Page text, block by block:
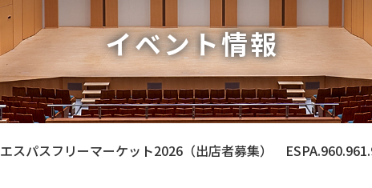
イベント情報
エスパスフリーマーケット2026（出店者募集）